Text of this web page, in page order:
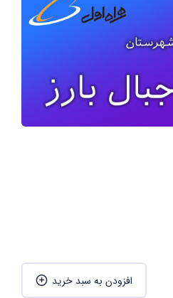
افزودن به سبد خرید